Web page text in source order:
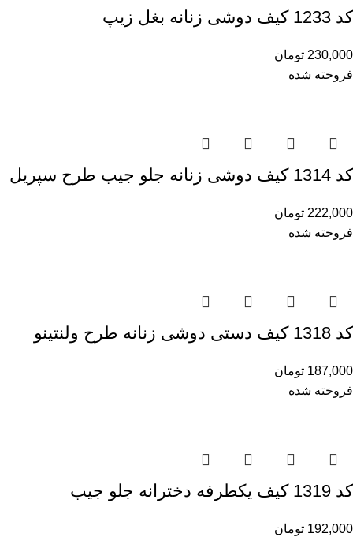
کد 1233 کیف دوشی زنانه بغل زیپ
230,000 تومان
فروخته شده
کد 1314 کیف دوشی زنانه جلو جیب طرح سپریل
222,000 تومان
فروخته شده
کد 1318 کیف دستی دوشی زنانه طرح ولنتینو
187,000 تومان
فروخته شده
کد 1319 کیف یکطرفه دخترانه جلو جیب
192,000 تومان